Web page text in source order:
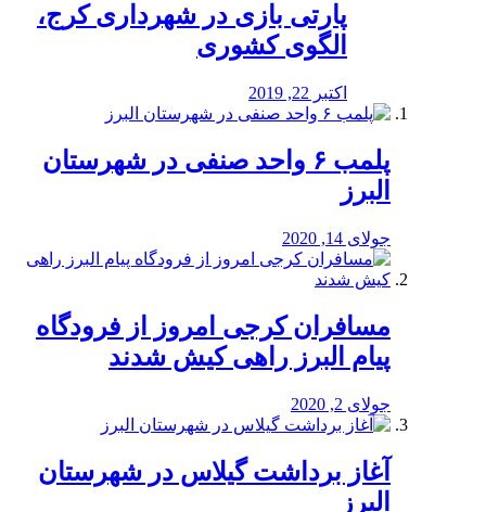
پارتی بازی در شهرداری کرج،
الگوی کشوری
اکتبر 22, 2019
پلمب ۶ واحد صنفی در شهرستان
البرز
جولای 14, 2020
مسافران کرجی امروز از فرودگاه
پیام البرز راهی کیش شدند
جولای 2, 2020
آغاز برداشت گیلاس در شهرستان
البرز